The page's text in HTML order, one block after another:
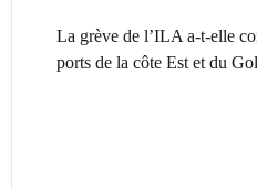
La grève de l’ILA a-t-elle
ports de la côte Est et du